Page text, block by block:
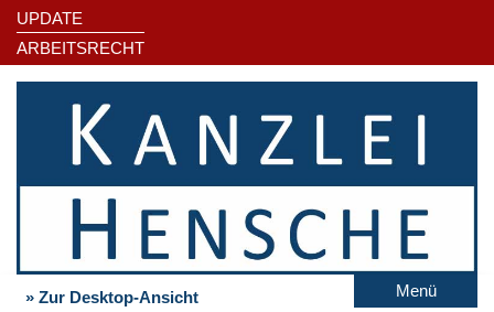
UPDATE
ARBEITSRECHT
» Zur Desktop-Ansicht Menü